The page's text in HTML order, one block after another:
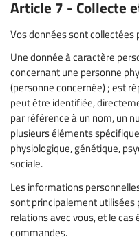
Article 7 - Collecte
Vos données sont collectées
Une donnée à caractère
concernant une personne
(personne concernée) ; est
peut être identifiée,
par référence à un nom, un
plusieurs éléments
physiologique, génétique,
sociale.
Les informations
sont principalement utilisées
relations avec vous, et le
commandes.